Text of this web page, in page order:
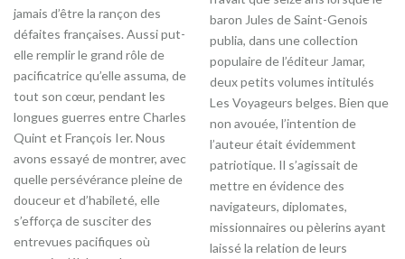
jamais d’être la rançon des
défaites françaises. Aussi put-
elle remplir le grand rôle de
pacificatrice qu’elle assuma, de
tout son cœur, pendant les
longues guerres entre Charles
Quint et François Ier. Nous
avons essayé de montrer, avec
quelle persévérance pleine de
douceur et d’habileté, elle
s’efforça de susciter des
entrevues pacifiques où
baron Jules de Saint-Genois
publia, dans une collection
populaire de l’éditeur Jamar,
deux petits volumes intitulés
Les Voyageurs belges. Bien que
non avouée, l’intention de
l’auteur était évidemment
patriotique. Il s’agissait de
mettre en évidence des
navigateurs, diplomates,
missionnaires ou pèlerins ayant
laissé la relation de leurs